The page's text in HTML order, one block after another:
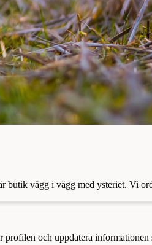
butik vägg i vägg med ysteriet. Vi
profilen och uppdatera informationen